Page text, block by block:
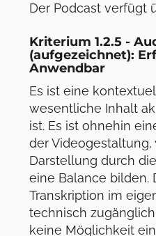
Der Podcast verfügt
Kriterium 1.2.5 -
(aufgezeichnet):
Anwendbar
Es ist eine
wesentliche Inhalt
ist. Es ist ohnehin
der
Darstellung durch
eine Balance bilden.
Transkription im
technisch
keine Möglichkeit